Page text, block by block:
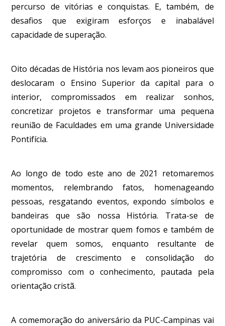
percurso de vitórias e conquistas. E, também, de
desafios que exigiram esforços e inabalável
capacidade de superação.
Oito décadas de História nos levam aos pioneiros que
deslocaram o Ensino Superior da capital para o
interior, compromissados em realizar sonhos,
concretizar projetos e transformar uma pequena
reunião de Faculdades em uma grande Universidade
Pontifícia.
Ao longo de todo este ano de 2021 retomaremos
momentos, relembrando fatos, homenageando
pessoas, resgatando eventos, expondo símbolos e
bandeiras que são nossa História. Trata-se de
oportunidade de mostrar quem fomos e também de
revelar quem somos, enquanto resultante de
trajetória de crescimento e consolidação do
compromisso com o conhecimento, pautada pela
orientação cristã.
A comemoração do aniversário da PUC-Campinas vai